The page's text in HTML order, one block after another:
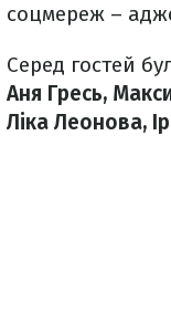
соцмереж –
Серед гостей
Аня Гресь,
Ліка Леонова,